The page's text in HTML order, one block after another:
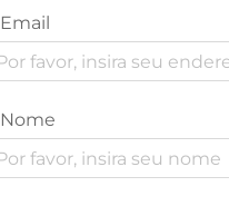
Email
Nome